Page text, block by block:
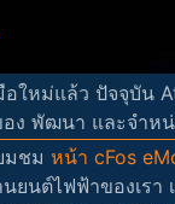
อใหม่แล้ว ปัจจุบัน
อง พัฒนา และจำห
มชม หน้า cFos
นต์ไฟฟ้าของเรา